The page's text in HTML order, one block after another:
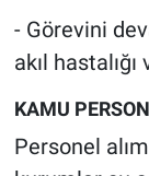
- Görevini
akıl
KAMU
Personel